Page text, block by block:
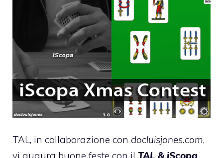
TAL, in collaborazione con docluisjones.com,